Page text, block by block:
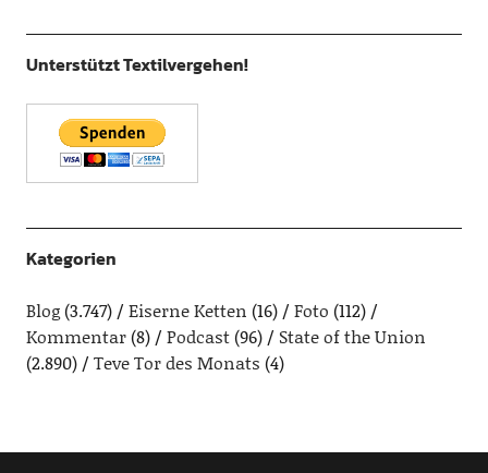
Unterstützt Textilvergehen!
Kategorien
Blog(3.747) Eiserne Ketten (16) Foto (112)
Kommentar(8) Podcast(96)
State of the Union
(2.890)
Teve Tor des Monats (4)